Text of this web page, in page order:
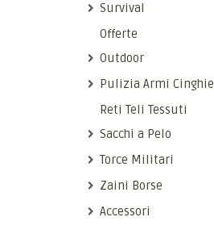
Survival
Offerte
Outdoor
Pulizia Armi Cinghie
Reti Teli Tessuti
Sacchi a Pelo
Torce Militari
Zaini Borse
Accessori